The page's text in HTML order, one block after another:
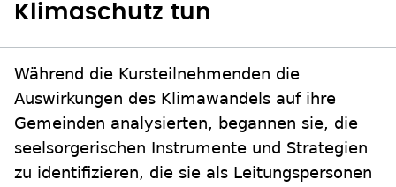
Klimaschutz tun
Während die Kursteilnehmenden die
Auswirkungen des Klimawandels auf ihre
Gemeinden analysierten, begannen sie, die
seelsorgerischen Instrumente und Strategien
zu identifizieren, die sie als Leitungspersonen